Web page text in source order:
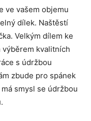
ve vašem objemu
dílek. Naštěstí
Velkým dílem ke
kvalitních
s údržbou
zbude pro spánek
smysl se údržbou